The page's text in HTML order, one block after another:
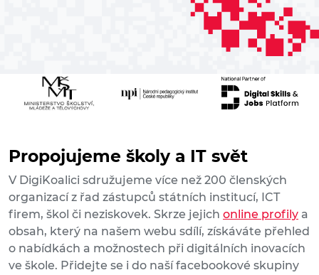
Propojujeme školy a IT svět
V DigiKoalici sdružujeme více než 200 členských
organizací z řad zástupců státních institucí, ICT
firem, škol či neziskovek. Skrze jejich online profily a
obsah, který na našem webu sdílí, získáváte přehled
o nabídkách a možnostech při digitálních inovacích
ve škole. Přidejte se i do naší facebookové skupiny